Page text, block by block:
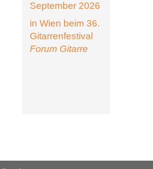
September 2026
in Wien beim 36.
Gitarrenfestival
Forum Gitarre